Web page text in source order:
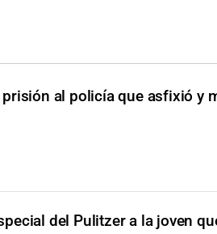
al policía que asfixió y
del Pulitzer a la joven